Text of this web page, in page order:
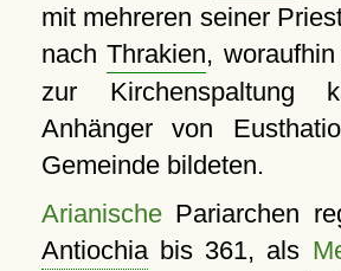
mit mehreren seiner
nachThrakien,
zur Kirchenspaltung
Anhänger von
Gemeinde bildeten.
ArianischePariarchen
Antiochiabis 361, als